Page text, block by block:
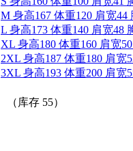
M 身高167 体重120 肩宽44
L 身高173 体重140 肩宽48
XL 身高180 体重160 肩宽
2XL 身高187 体重180 肩宽
3XL 身高193 体重200 肩宽
（库存 55）